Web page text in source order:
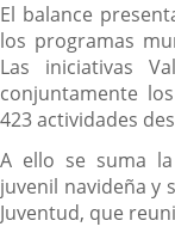
El balance
los programas
Las iniciativas
conjuntamente
423 actividades
A ello se suma
juvenil navideña y
Juventud, que